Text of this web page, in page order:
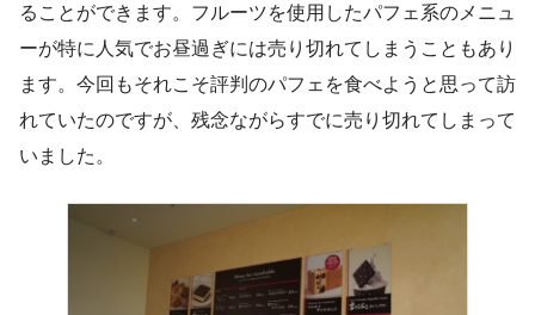
ることができます。フルーツを使用したパフェ系のメニュ
ーが特に人気でお昼過ぎには売り切れてしまうこともあり
ます。今回もそれこそ評判のパフェを食べようと思って訪
れていたのですが、残念ながらすでに売り切れてしまって
いました。